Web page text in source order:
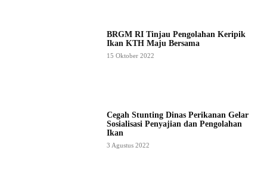
BRGM RI Tinjau Pengolahan Keripik
Ikan KTH Maju Bersama
15 Oktober 2022
Cegah Stunting Dinas Perikanan Gelar
Sosialisasi Penyajian dan Pengolahan
Ikan
3 Agustus 2022